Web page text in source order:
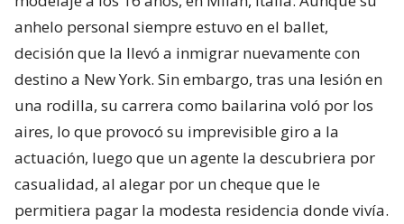
anhelo personal siempre estuvo en el ballet,
decisión que la llevó a inmigrar nuevamente con
destino a New York. Sin embargo, tras una lesión en
una rodilla, su carrera como bailarina voló por los
aires, lo que provocó su imprevisible giro a la
actuación, luego que un agente la descubriera por
casualidad, al alegar por un cheque que le
permitiera pagar la modesta residencia donde vivía.